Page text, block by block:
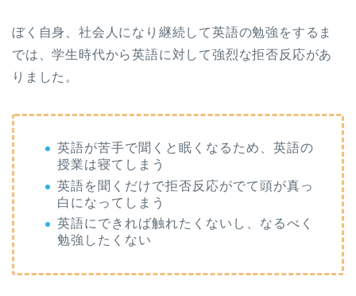
ぼく自身、社会人になり継続して英語の勉強をするま
では、学生時代から英語に対して強烈な拒否反応があ
りました。
英語が苦手で聞くと眠くなるため、英語の
授業は寝てしまう
英語を聞くだけで拒否反応がでて頭が真っ
白になってしまう
英語にできれば触れたくないし、なるべく
勉強したくない